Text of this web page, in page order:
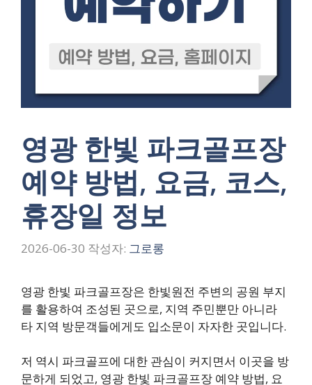
영광 한빛 파크골프장
예약 방법, 요금, 코스,
휴장일 정보
2026-06-30 작성자: 그로롱
영광 한빛 파크골프장은 한빛원전 주변의 공원 부지
를 활용하여 조성된 곳으로, 지역 주민뿐만 아니라
타 지역 방문객들에게도 입소문이 자자한 곳입니다.
저 역시 파크골프에 대한 관심이 커지면서 이곳을 방
문하게 되었고, 영광 한빛 파크골프장 예약 방법, 요